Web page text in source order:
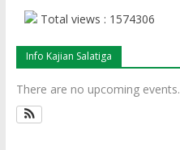
Total views : 1574306
Info Kajian Salatiga
There are no upcoming events.